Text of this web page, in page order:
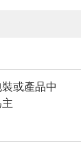
或產品中